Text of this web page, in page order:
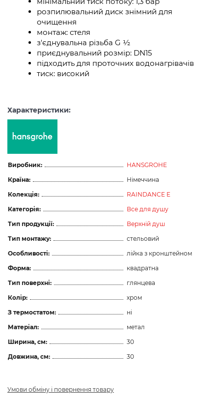
розпилювальний диск знімний для
очищення
монтаж: стеля
з'єднувальна різьба G ½
приєднувальний розмір: DN15
підходить для проточних водонагрівачів
тиск: високий
Характеристики:
Виробник:
HANSGROHE
Країна:
Німеччина
Колекція:
RAINDANCE E
Категорія:
Все для душу
Тип продукції:
Верхній душ
Тип монтажу:
стельовий
Особливості:
лійка з кронштейном
Форма:
квадратна
Тип поверхні:
глянцева
Колір:
хром
З термостатом:
ні
Матеріал:
метал
Ширина, см:
30
Довжина, см:
30
Умови обміну і повернення товару